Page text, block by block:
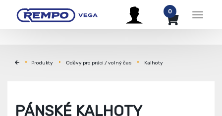
Menu
0
Produkty Oděvy pro práci / volný čas Kalhoty
PÁNSKÉ KALHOTY